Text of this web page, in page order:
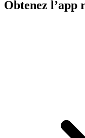
Obtenez